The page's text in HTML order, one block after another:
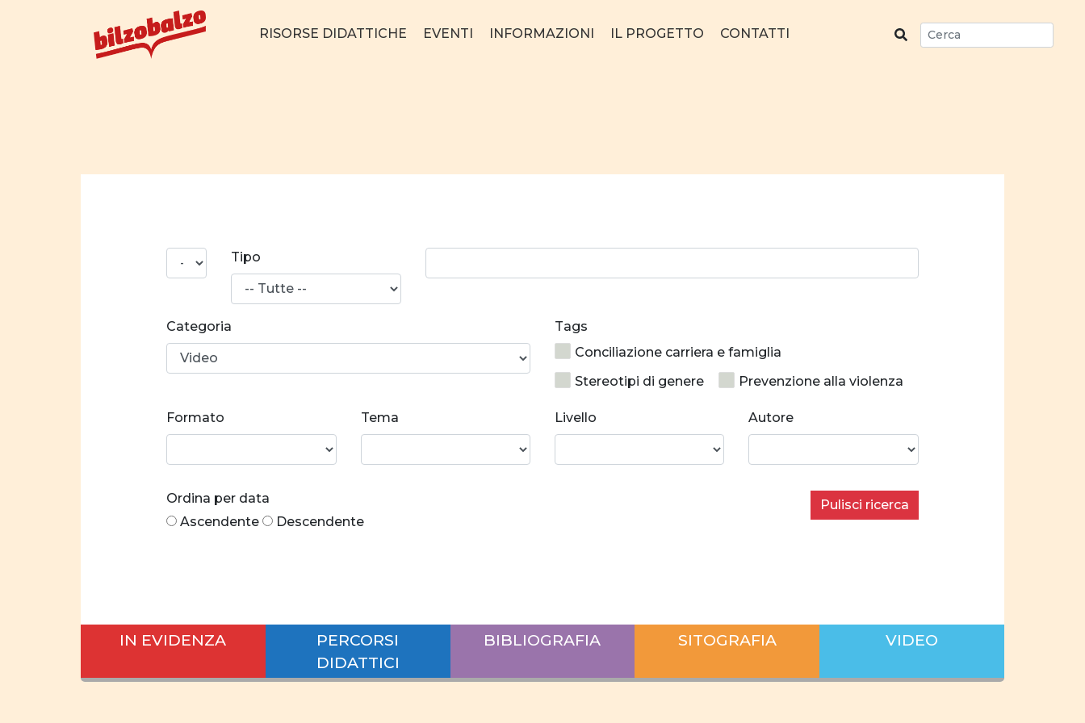
RISORSE DIDATTICHE EVENTI INFORMAZIONI IL PROGETTO CONTATTI
risultati
Tipo
parola:
Categoria
Tags
Conciliazione carriera e famiglia
Stereotipi di genere
Prevenzione alla violenza
Crescita personale
Costruzione identitaria
Norme e valori
Socializzazione
Relazioni di coppia equilibrate
Ruolo uomo e donna
Formato Tema Livello Autore
Ordina per data
Ascendente
Descendente
Pulisci ricerca
IN EVIDENZA
PERCORSI
DIDATTICI
BIBLIOGRAFIA SITOGRAFIA VIDEO